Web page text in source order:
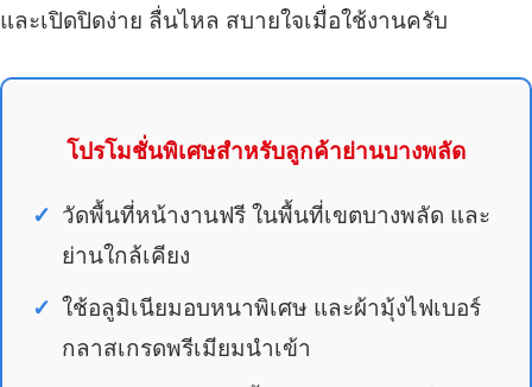
และเปิดปิดง่าย ลื่นไหล สบายใจเมื่อใช้งานครับ
โปรโมชั่นพิเศษสำหรับลูกค้าย่านบางพลัด
วัดพื้นที่หน้างานฟรี ในพื้นที่เขตบางพลัด และ
ย่านใกล้เคียง
ใช้อลูมิเนียมอบหนาพิเศษ และผ้ามุ้งไฟเบอร์
กลาสเกรดพรีเมียมนำเข้า